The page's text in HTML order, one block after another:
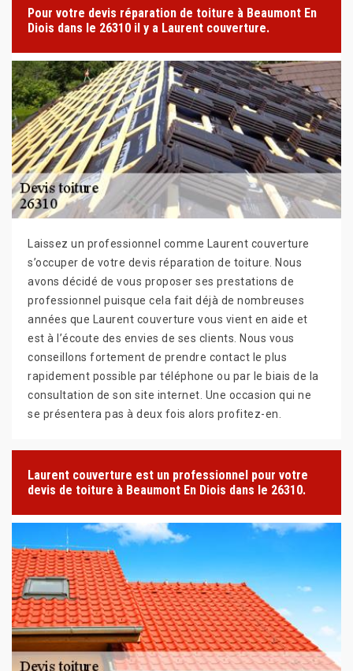
Pour votre devis réparation de toiture à Beaumont En
Diois dans le 26310 il y a Laurent couverture.
Laissez un professionnel comme Laurent couverture
s’occuper de votre devis réparation de toiture. Nous
avons décidé de vous proposer ses prestations de
professionnel puisque cela fait déjà de nombreuses
années que Laurent couverture vous vient en aide et
est à l’écoute des envies de ses clients. Nous vous
conseillons fortement de prendre contact le plus
rapidement possible par téléphone ou par le biais de la
consultation de son site internet. Une occasion qui ne
se présentera pas à deux fois alors profitez-en.
Laurent couverture est un professionnel pour votre
devis de toiture à Beaumont En Diois dans le 26310.